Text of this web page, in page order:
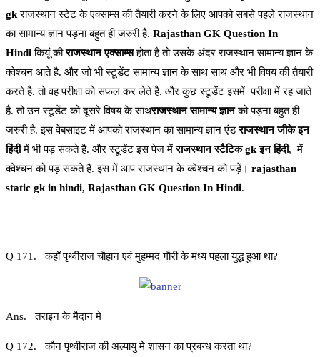
gkराजस्थान स्टेट के एक्साम्स की तैयारी करने के लिए आपको सबसे पहले राजस्थान
का सामान्य ज्ञान पड़ना बहुत ही जरुरी है. Rajasthan GK Question In
Hindiकियूं कीराजस्थान एक्साम्सहोता है तो उसके अंदर राजस्थान सामान्य ज्ञान के
क्वेश्चन आते है. और जो भी स्टूडेंट सामान्य ज्ञान के साथ साथ और भी विषय की तैयारी
करते है. तो वह परीक्षा को सफल कर लेते है. और कुछ स्टूडेंट इसमें परीक्षा में रह जाते
है. तो उन स्टूडेंट को दूसरे विषय के साथराजस्थान सामान्य ज्ञानको पड़ना बहुत ही
जरुरी है. इस वेबसाइट में आपको राजस्थान का सामान्य ज्ञान एंडराजस्थान जीके इन
हिंदीमें भी पड़ सकते है. और स्टूडेंट इस पेज मेंराजस्थान स्टैटिक gk इन हिंदी, में
क्वेश्चन को पड़ सकते है. इस में आप राजस्थान के क्वेश्चन को पड़ें। rajasthan
static gk in hindi, Rajasthan GK Question In Hindi.
Q 171. कहॉ पृथ्वीराज चौहान एवं मुहम्मद गौरी के मध्य पहला युद्ध हुआ था?
Ans. तराइन के मैदान मे
Q 172. कौन पृथ्वीराज की अल्पायु मे शासन का प्रबन्ध करता था?